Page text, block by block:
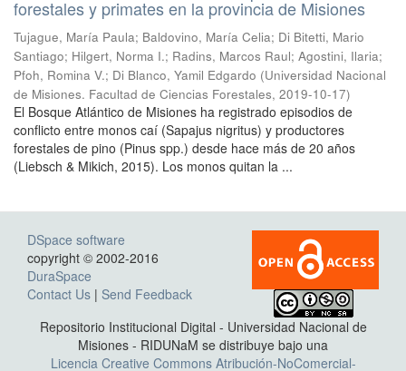
forestales y primates en la provincia de Misiones
Tujague, María Paula; Baldovino, María Celia; Di Bitetti, Mario
Santiago; Hilgert, Norma I.; Radins, Marcos Raul; Agostini, Ilaria;
Pfoh, Romina V.; Di Blanco, Yamil Edgardo (Universidad Nacional
de Misiones. Facultad de Ciencias Forestales, 2019-10-17)
El Bosque Atlántico de Misiones ha registrado episodios de
conflicto entre monos caí (Sapajus nigritus) y productores
forestales de pino (Pinus spp.) desde hace más de 20 años
(Liebsch & Mikich, 2015). Los monos quitan la ...
DSpace software
copyright © 2002-2016
DuraSpace
Contact Us | Send Feedback
Repositorio Institucional Digital - Universidad Nacional de
Misiones - RIDUNaM se distribuye bajo una
Licencia Creative Commons Atribución-NoComercial-